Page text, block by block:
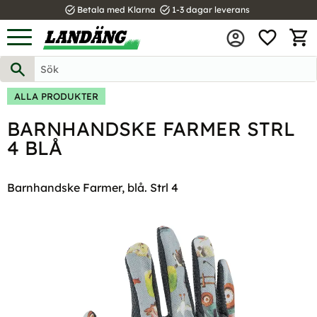
Meny
task_alt Betala med Klarna task_alt 1-3 dagar leverans
ALLA PRODUKTER
BARNHANDSKE FARMER STRL
4 BLÅ
Barnhandske Farmer, blå. Strl 4